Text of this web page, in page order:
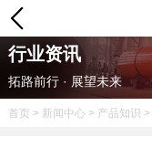
行业资讯
拓路前行 · 展望未来
首页 > 新闻中心> 产品知识